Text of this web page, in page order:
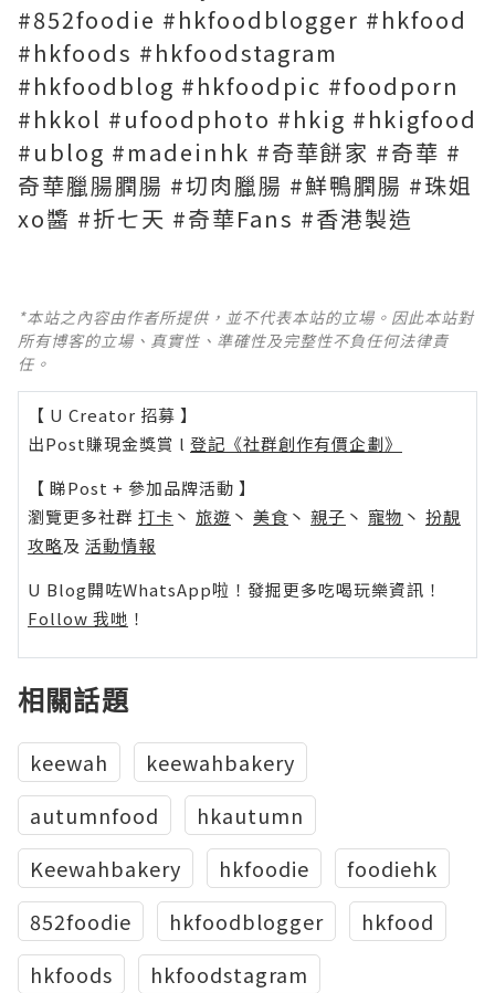
#852foodie #hkfoodblogger #hkfood
#hkfoods #hkfoodstagram
#hkfoodblog #hkfoodpic #foodporn
#hkkol #ufoodphoto #hkig #hkigfood
#ublog #madeinhk #奇華餅家 #奇華 #
奇華臘腸膶腸 #切肉臘腸 #鮮鴨膶腸 #珠姐
xo醬 #折七天 #奇華Fans #香港製造
*本站之內容由作者所提供，並不代表本站的立場。因此本站對
所有博客的立場、真實性、準確性及完整性不負任何法律責
任。
【 U Creator 招募 】
出Post賺現金獎賞 l 登記《社群創作有價企劃》
【 睇Post + 參加品牌活動 】
瀏覽更多社群 打卡 丶 旅遊 丶 美食 丶 親子 丶 寵物 丶 扮靚
攻略及 活動情報
U Blog開咗WhatsApp啦！發掘更多吃喝玩樂資訊！
Follow 我哋 ！
相關話題
keewah
keewahbakery
autumnfood
hkautumn
Keewahbakery
hkfoodie
foodiehk
852foodie
hkfoodblogger
hkfood
hkfoods
hkfoodstagram